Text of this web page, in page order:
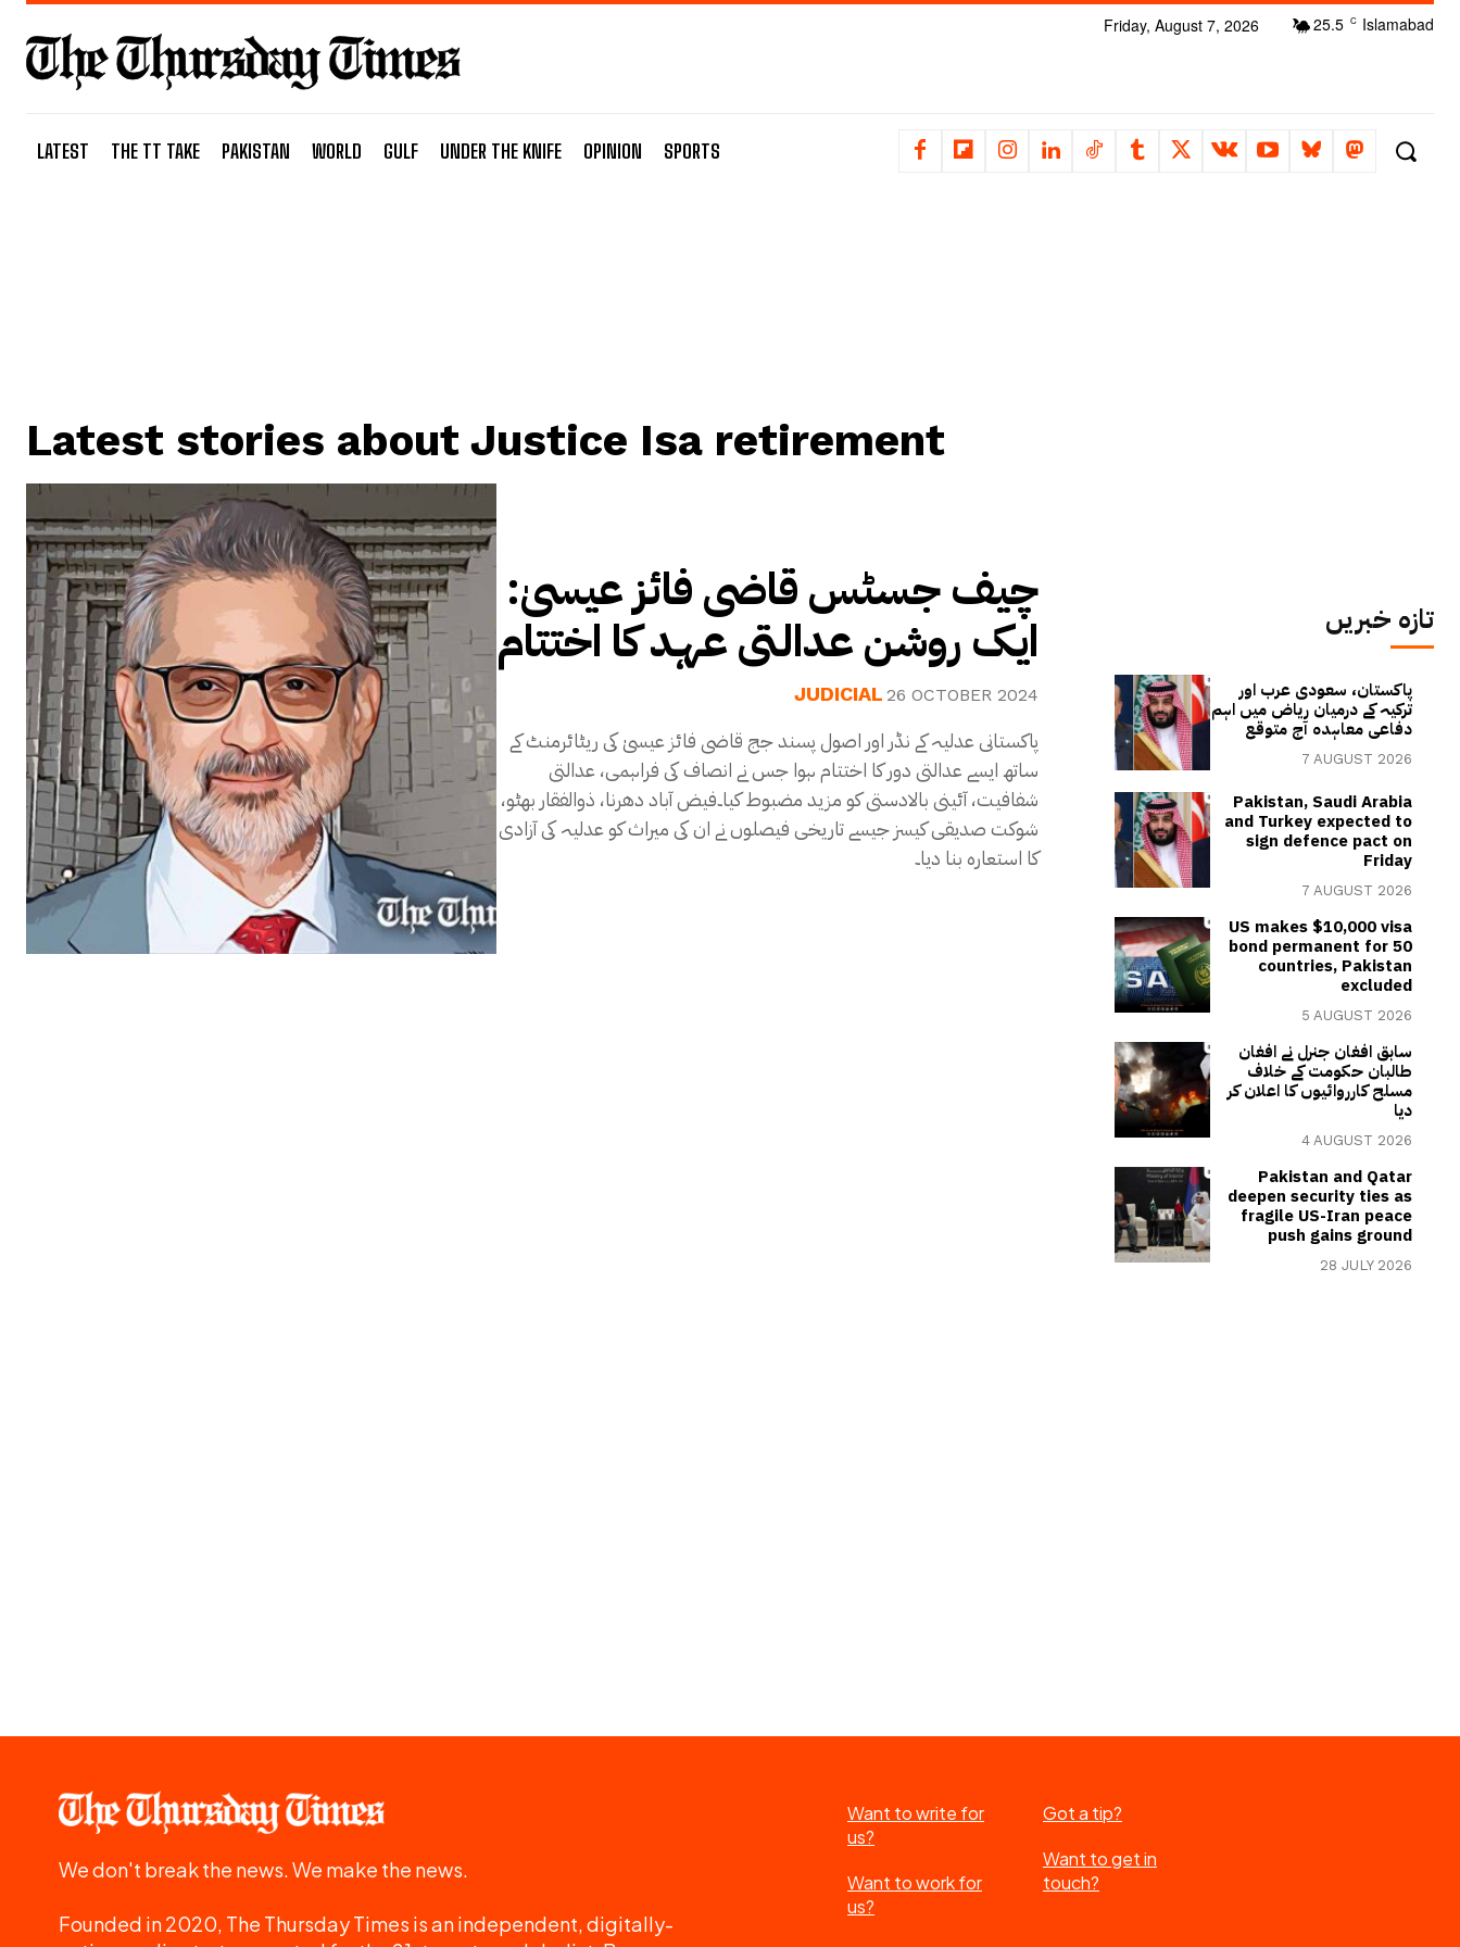
25.5 C Islamabad
Friday, August 7, 2026
LATEST THE TT TAKE PAKISTAN WORLD GULF UNDER THE KNIFE OPINION SPORTS
Latest stories about Justice Isa retirement
چیف جسٹس قاضی فائز عیسیٰ:
ایک روشن عدالتی عہد کا اختتام
JUDICIAL 26 OCTOBER 2024
پاکستانی عدلیہ کے نڈر اور اصول پسند جج قاضی فائز عیسیٰ کی ریٹائرمنٹ کے
ساتھ ایسے عدالتی دور کا اختتام ہوا جس نے انصاف کی فراہمی، عدالتی
شفافیت، آئینی بالادستی کو مزید مضبوط کیا۔فیض آباد دھرنا، ذوالفقار بھٹو،
شوکت صدیقی کیسز جیسے تاریخی فیصلوں نے ان کی میراث کو عدلیہ کی آزادی
کا استعارہ بنا دیا۔
تازہ خبریں
پاکستان، سعودی عرب اور
ترکیہ کے درمیان ریاض میں اہم
دفاعی معاہدہ آج متوقع
7 AUGUST 2026
Pakistan, Saudi Arabia
and Turkey expected to
sign defence pact on
Friday
7 AUGUST 2026
US makes $10,000 visa
bond permanent for 50
countries, Pakistan
excluded
5 AUGUST 2026
سابق افغان جنرل نے افغان
طالبان حکومت کے خلاف
مسلح کارروائیوں کا اعلان کر
دیا
4 AUGUST 2026
Pakistan and Qatar
deepen security ties as
fragile US-Iran peace
push gains ground
28 JULY 2026
We don't break the news. We make the news.
Founded in 2020, The Thursday Times is an independent, digitally-
Want to write for
us?
Want to work for
us?
Got a tip?
Want to get in
touch?